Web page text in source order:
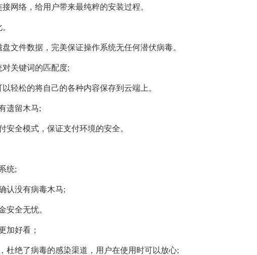
网络，给用户带来最纯粹的安装过程。
文件数据，完美保证操作系统无任何潜伏病毒。
关键词的匹配度;
轻松的将自己的各种内容保存到云端上。
遗留木马;
安全模式，保证支付环境的安全。
统;
认没有病毒木马;
安全无忧。
加好看；
杜绝了病毒的感染渠道，用户在使用时可以放心;